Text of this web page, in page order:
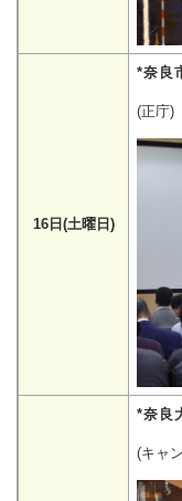
16日(土曜日)
*奈良
(正庁)
*奈良
(キャ